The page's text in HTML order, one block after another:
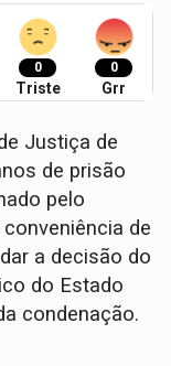
0
Triste
0
Grr
Justiça de
de prisão
pelo
de
a decisão do
do Estado
condenação.